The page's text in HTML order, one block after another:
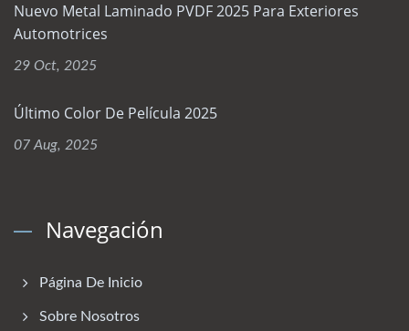
Nuevo Metal Laminado PVDF 2025 Para Exteriores
Automotrices
29 Oct, 2025
Último Color De Película 2025
07 Aug, 2025
Navegación
Página De Inicio
Sobre Nosotros